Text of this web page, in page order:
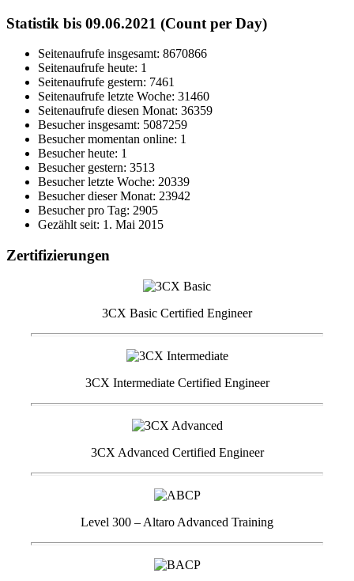
Statistik bis 09.06.2021 (Count per Day)
Seitenaufrufe insgesamt: 8670866
Seitenaufrufe heute: 1
Seitenaufrufe gestern: 7461
Seitenaufrufe letzte Woche: 31460
Seitenaufrufe diesen Monat: 36359
Besucher insgesamt: 5087259
Besucher momentan online: 1
Besucher heute: 1
Besucher gestern: 3513
Besucher letzte Woche: 20339
Besucher dieser Monat: 23942
Besucher pro Tag: 2905
Gezählt seit: 1. Mai 2015
Zertifizierungen
3CX Basic Certified Engineer
3CX Intermediate Certified Engineer
3CX Advanced Certified Engineer
Level 300 – Altaro Advanced Training